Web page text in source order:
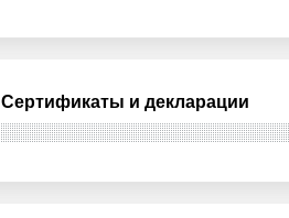
Сертификаты и декларации